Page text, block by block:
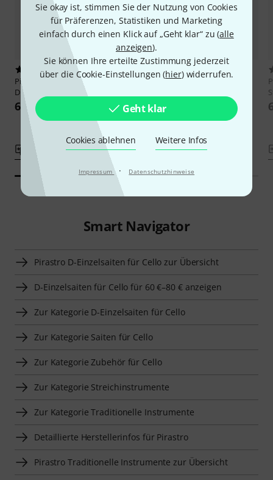
Sie okay ist, stimmen Sie der Nutzung von Cookies
für Präferenzen, Statistiken und Marketing
einfach durch einen Klick auf „Geht klar“ zu (alle
anzeigen).
Sie können Ihre erteilte Zustimmung jederzeit
über die Cookie-Einstellungen (hier) widerrufen.
Geht klar
Cookies ablehnen Weitere Infos
Impressum · Datenschutzhinweise
3
PirastroPerpetual Edition Cello
D 4/4
64 €
Vergleichen
7
PirastroEvah Pirazzi Soloist D
52 €
Vergleichen
Smart Navigator
Pirastro D-Einzelsaiten für Cello zur Übersicht
D-Einzelsaiten für Cello für 60 €–80 € anzeigen
Zur Kategorie D-Einzelsaiten für Cello
Zur Kategorie Saiten für Cello
Zur Kategorie Zubehör für Cello
Zur Kategorie Streichinstrumente
Zur Kategorie Traditionelle Instrumente
Detaillierte Herstellerinfos für Pirastro
Pirastro Traditionelle Instrumente zur Übersicht